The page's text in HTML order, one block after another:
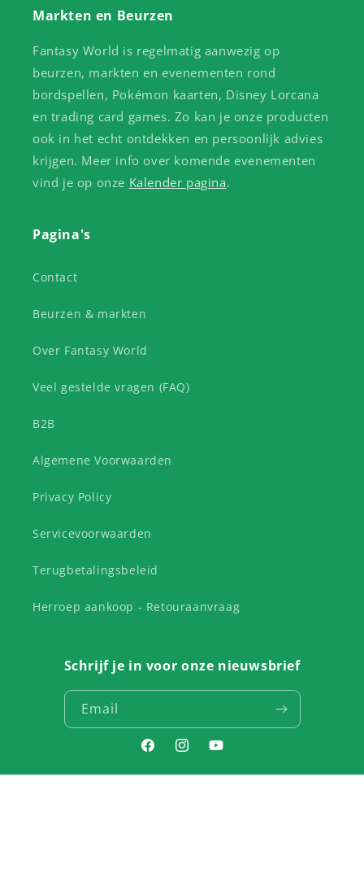
Markten en Beurzen
Fantasy World is regelmatig aanwezig op
beurzen, markten en evenementen rond
bordspellen, Pokémon kaarten, Disney Lorcana
en trading card games. Zo kan je onze producten
ook in het echt ontdekken en persoonlijk advies
krijgen. Meer info over komende evenementen
vind je op onze Kalender pagina.
Pagina's
Contact
Beurzen & markten
Over Fantasy World
Veel gestelde vragen (FAQ)
B2B
Algemene Voorwaarden
Privacy Policy
Servicevoorwaarden
Terugbetalingsbeleid
Herroep aankoop - Retouraanvraag
Schrijf je in voor onze nieuwsbrief
Email
FacebookInstagramYouTube